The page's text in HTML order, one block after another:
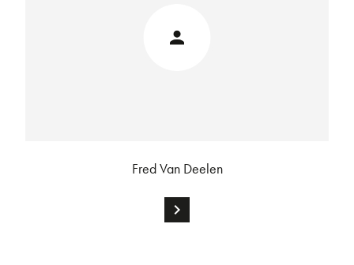
Fred Van Deelen
chevron_right